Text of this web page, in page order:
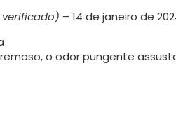
– 14 de janeiro de
o odor pungente